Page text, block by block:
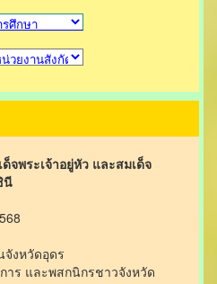
จพระเจ้าอยู่หัว และสมเด็จ
นี
งหวัดอุดร
ร และพสกนิกรชาวจังหวัด